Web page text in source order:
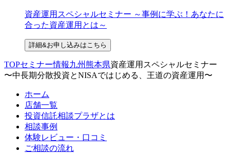
資産運用スペシャルセミナー ～事例に学ぶ！あなたに
合った資産運用とは～
詳細&お申し込みはこちら
TOPセミナー情報九州熊本県資産運用スペシャルセミナー
〜中長期分散投資とNISAではじめる、王道の資産運用〜
ホーム
店舗一覧
投資信託相談プラザとは
相談事例
体験レビュー・口コミ
ご相談の流れ